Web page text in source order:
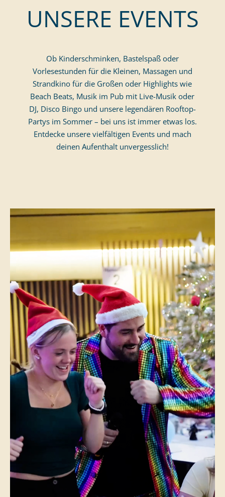
August September
Dezember
Erwachsene
UNSERE EVENTS
Ob Kinderschminken, Bastelspaß oder
Vorlesestunden für die Kleinen, Massagen und
Strandkino für die Großen oder Highlights wie
Beach Beats, Musik im Pub mit Live-Musik oder
DJ, Disco Bingo und unsere legendären Rooftop-
Partys im Sommer – bei uns ist immer etwas los.
Entdecke unsere vielfältigen Events und mach
deinen Aufenthalt unvergesslich!